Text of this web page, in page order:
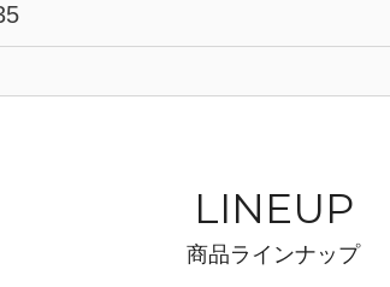
LINEUP
商品ラインナップ